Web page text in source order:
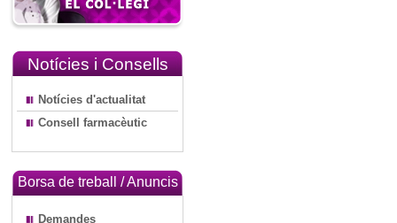
Notícies i Consells
Notícies d'actualitat
Consell farmacèutic
Borsa de treball / Anuncis
Demandes